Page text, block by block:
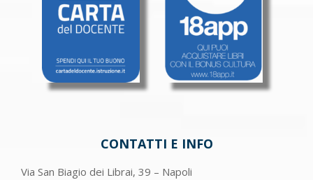
CONTATTI E INFO
Via San Biagio dei Librai, 39 – Napoli